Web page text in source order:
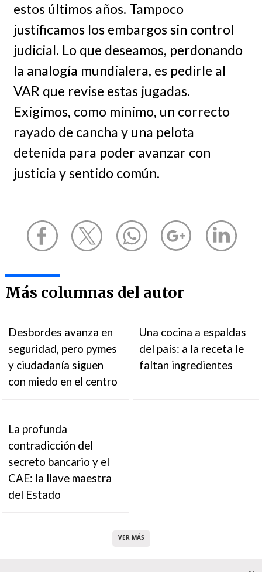
estos últimos años. Tampoco
justificamos los embargos sin control
judicial. Lo que deseamos, perdonando
la analogía mundialera, es pedirle al
VAR que revise estas jugadas.
Exigimos, como mínimo, un correcto
rayado de cancha y una pelota
detenida para poder avanzar con
justicia y sentido común.
Más columnas del autor
Desbordes avanza en
seguridad, pero pymes
y ciudadanía siguen
con miedo en el centro
Una cocina a espaldas
del país: a la receta le
faltan ingredientes
La profunda
contradicción del
secreto bancario y el
CAE: la llave maestra
del Estado
VER MÁS